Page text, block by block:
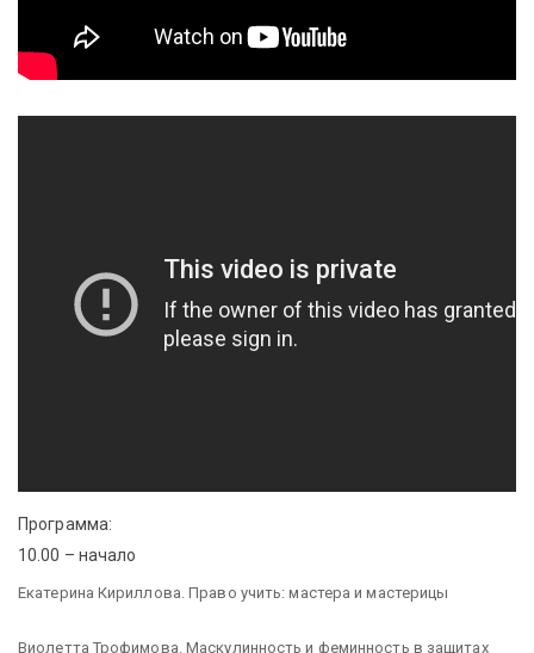
Программа:
10.00 – начало
Екатерина Кириллова. Право учить: мастера и мастерицы
Виолетта Трофимова. Маскулинность и феминность в защитах